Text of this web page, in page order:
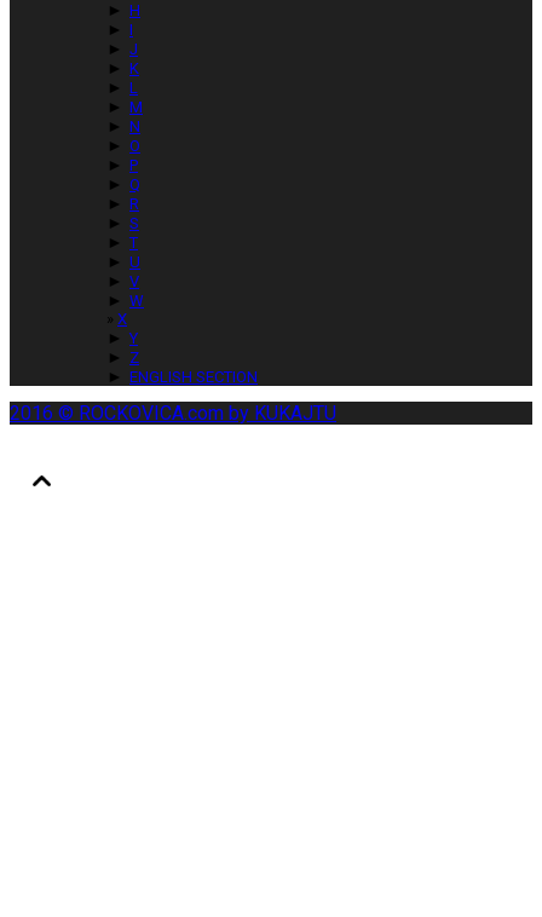
► H
► I
► J
► K
► L
► M
► N
► O
► P
► Q
► R
► S
► T
► U
► V
► W
X
► Y
► Z
► ENGLISH SECTION
2016 © ROCKOVICA.com by KUKAJTU